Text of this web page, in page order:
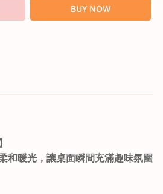
BUY NOW
】
和暖光，讓桌面瞬間充滿趣味氛圍